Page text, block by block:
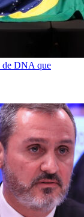
de DNA que